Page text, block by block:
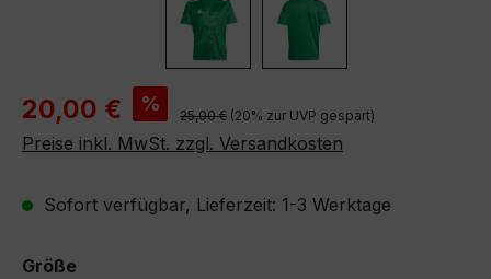
Verkaufspreis:
20,00 € % Regulärer Preis:
25,00 € (20% zur UVP gespart)
Preise inkl. MwSt. zzgl. Versandkosten
Sofort verfügbar, Lieferzeit: 1-3 Werktage
Größeauswählen